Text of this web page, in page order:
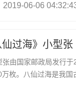
2019-06-06
过海》小型张
国家邮政局发行于
枚。八仙过海是我